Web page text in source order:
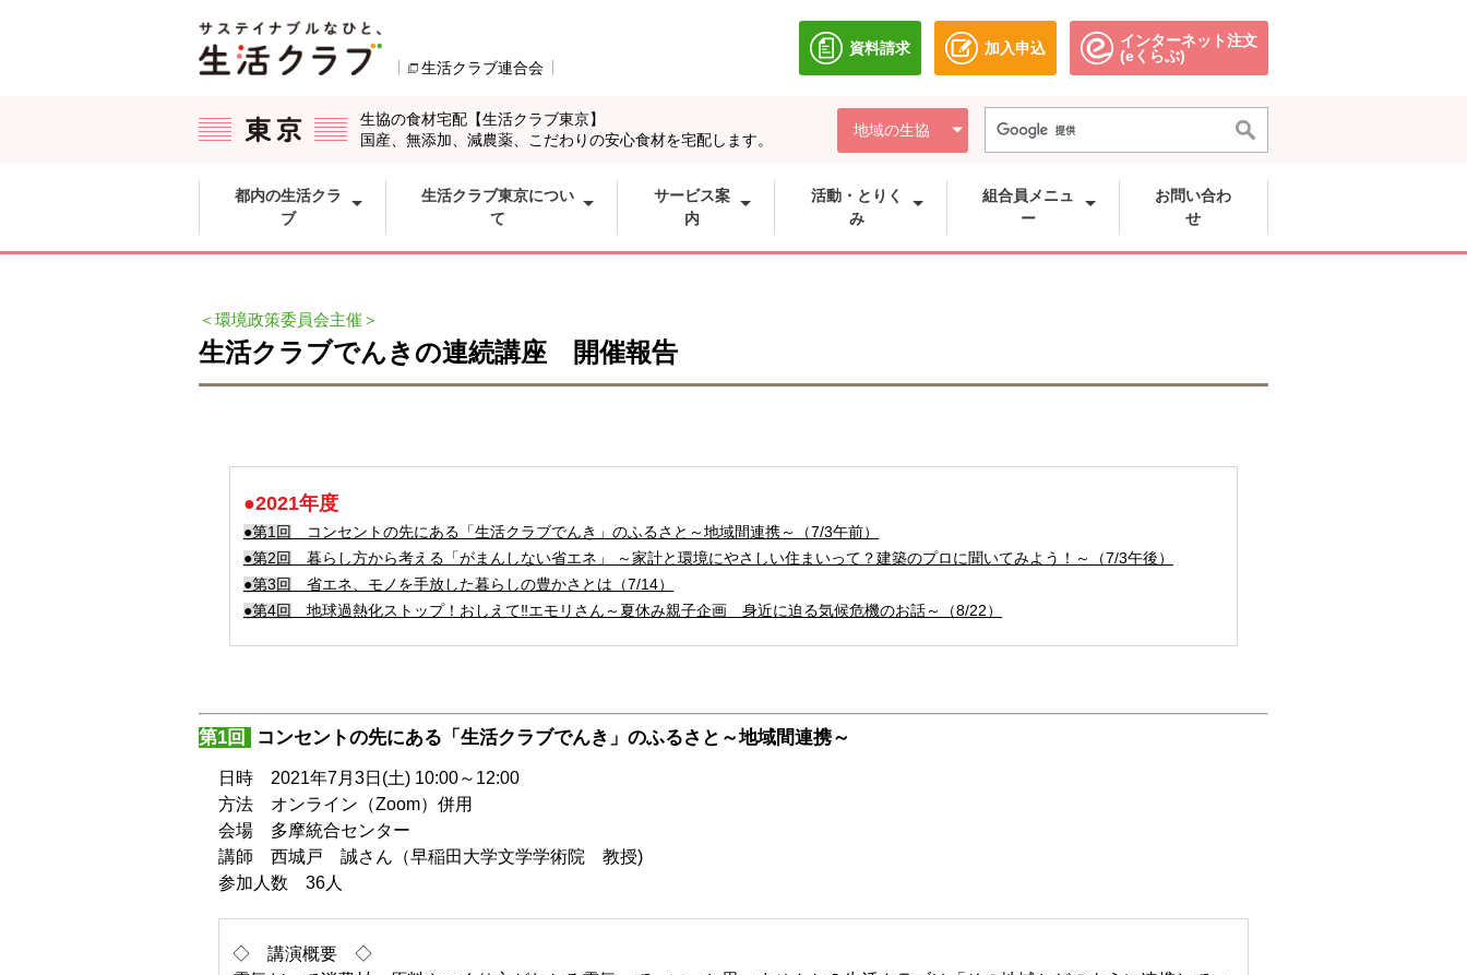
生活クラブ連合会
資料請求
別のウィンドウで開きます。
加入申込
別のウィンドウで開きます。
インターネット注文
(eくらぶ)別のウィンドウで開きます。
生協の食材宅配【生活クラブ東京】
国産、無添加、減農薬、こだわりの安心食材を宅配します。
地域の生協
都内の生活クラ
ブ
生活クラブ東京につい
て
サービス案
内
活動・とりく
み
組合員メニュ
ー
お問い合わ
せ
＜環境政策委員会主催＞
生活クラブでんきの連続講座 開催報告
●2021年度
●第1回 コンセントの先にある「生活クラブでんき」のふるさと～地域間連携～
（7/3午前）
●第2回 暮らし方から考える「がまんしない省エネ」 ～家計と環境にやさしい住まいって？建築のプロに聞いてみよう！～
（7/3午後）
●第3回
省エネ、モノを手放した暮らしの豊かさとは（7/14）
●第4回 地球過熱化ストップ！おしえて‼エモリさん～夏休み親子企画 身近に迫る気候危機のお話～（8/22）
第1回 コンセントの先にある「生活クラブでんき」のふるさと～地域間連携～
日時 2021年7月3日(土) 10:00～12:00
方法 オンライン（Zoom）併用
会場 多摩統合センター
講師 西城戸 誠さん（早稲田大学文学学術院 教授)
参加人数 36人
◇ 講演概要 ◇